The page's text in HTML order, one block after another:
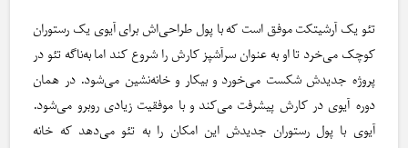
تئو یک آرشیتکت موفق است که با پول طراحی‌اش برای آیوی یک رستوران
کوچک می‌خرد تا او به عنوان سرآشپز کارش را شروع کند اما به‌ناگه تئو در
پروژه جدیدش شکست می‌خورد و بیکار و خانه‌نشین می‌شود. در همان
دوره آیوی در کارش پیشرفت می‌کند و با موفقیت زیادی روبرو می‌شود.
آیوی با پول رستوران جدیدش این امکان را به تئو می‌دهد که خانه